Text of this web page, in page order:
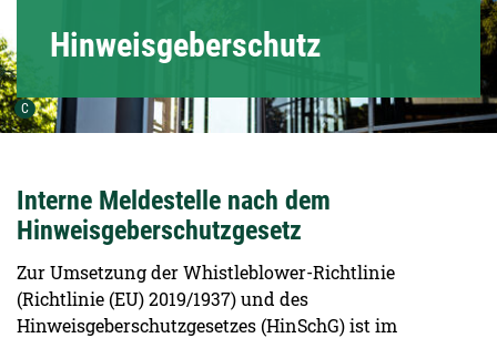
C Urheber der Grafik:
Hinweisgeberschutz
Interne Meldestelle nach dem
Hinweisgeberschutzgesetz
Zur Umsetzung der Whistleblower-Richtlinie
(Richtlinie (EU) 2019/1937) und des
Hinweisgeberschutzgesetzes (HinSchG) ist im